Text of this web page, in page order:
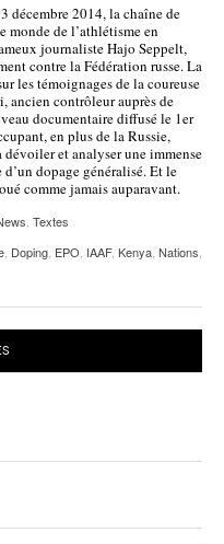
décembre 2014, la chaîne de
de l’athlétisme en
journaliste Hajo Seppelt,
contre la Fédération russe. La
les témoignages de la coureuse
ancien contrôleur auprès de
documentaire diffusé le 1er
en plus de la Russie,
et analyser une immense
dopage généralisé. Et le
comme jamais auparavant.
Textes
Doping EPO IAAF, Kenya Nations